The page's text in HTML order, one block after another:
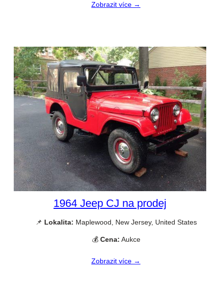
Zobrazit více →
1964 Jeep CJ na prodej
📌 Lokalita: Maplewood, New Jersey, United States
💰 Cena: Aukce
Zobrazit více →